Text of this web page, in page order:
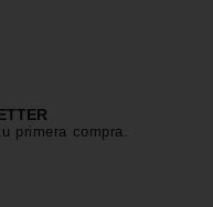
primera compra.